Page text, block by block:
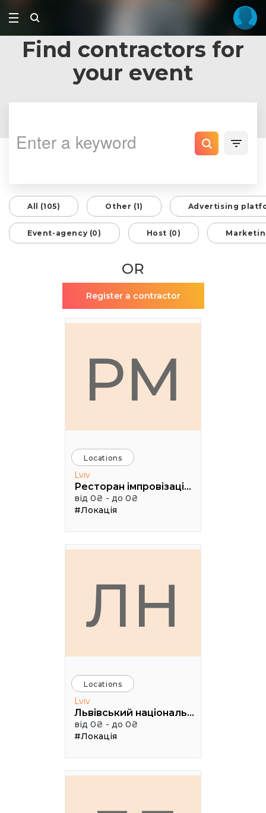
Find contractors for
your event
All (105) Other (1) Advertising
Event-agency (0) Host (0)
OR
Register a contractor
РМ
Locations
Lviv
Ресторан імпровізацій Грушевський cinema jazz
від 0₴ - до 0₴
#Локація
ЛН
Locations
Lviv
Львівський національний академічний театр опери та балету імені Соломії Крушельницької
від 0₴ - до 0₴
#Локація